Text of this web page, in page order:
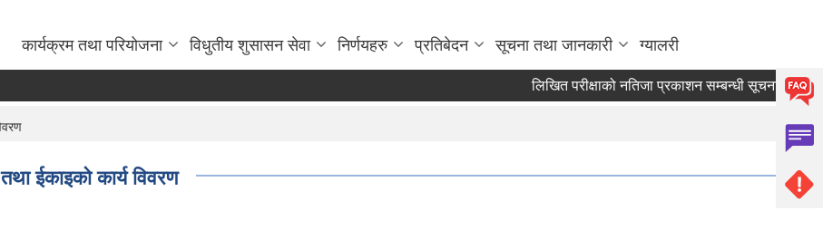
कार्यक्रम तथा परियोजना विधुतीय शुसासन सेवा निर्णयहरु प्रतिबेदन सूचना तथा जानकारी ग्यालरी
लिखित परीक्षाको नतिजा प्रकाशन सम्बन्धी सूचना । दररेट
ईकाइको कार्य विवरण